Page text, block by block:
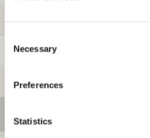
Consent
Selection
Necessary
Preferences
Statistics
よくある質問
お問い合わせ
提携サイト募集
会員メニュー